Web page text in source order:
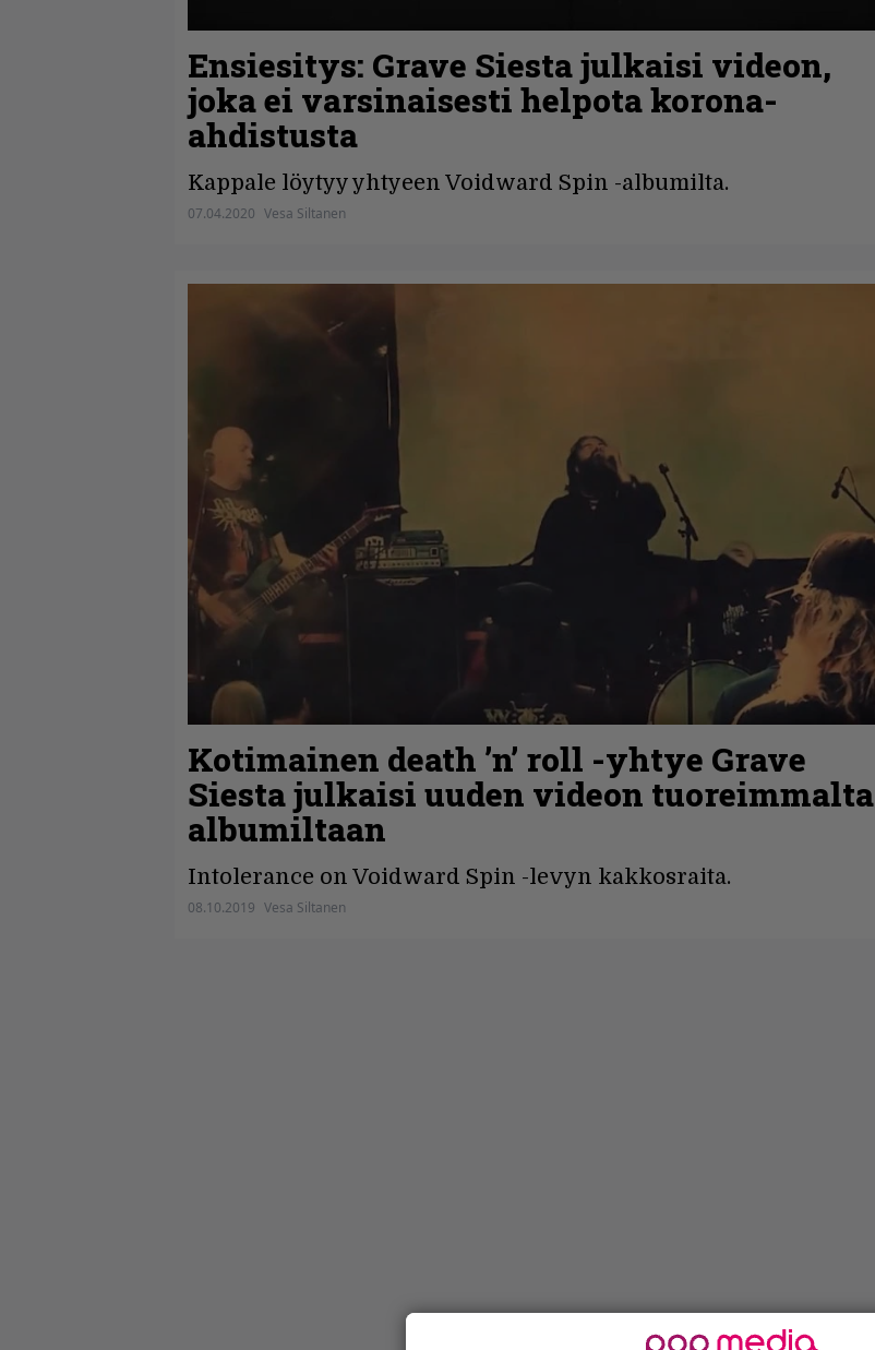
Ensiesitys: Grave Siesta julkaisi videon,
joka ei varsinaisesti helpota korona-
ahdistusta
Kappale löytyy yhtyeen Voidward Spin -albumilta.
07.04.2020 Vesa Siltanen
Kotimainen death ’n’ roll -yhtye Grave
Siesta julkaisi uuden videon tuoreimmalta
albumiltaan
Intolerance on Voidward Spin -levyn kakkosraita.
08.10.2019 Vesa Siltanen